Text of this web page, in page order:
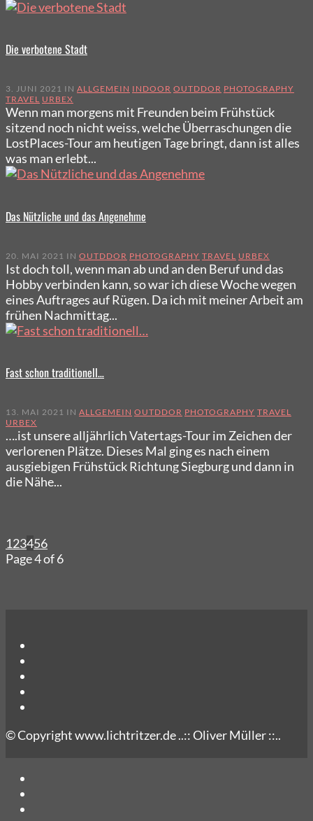
Die verbotene Stadt
3. JUNI 2021 IN ALLGEMEIN INDOOR OUTDDOR PHOTOGRAPHY
TRAVEL URBEX
Wenn man morgens mit Freunden beim Frühstück
sitzend noch nicht weiss, welche Überraschungen die
LostPlaces-Tour am heutigen Tage bringt, dann ist alles
was man erlebt...
Das Nützliche und das Angenehme
20. MAI 2021 IN OUTDDOR PHOTOGRAPHY TRAVEL URBEX
Ist doch toll, wenn man ab und an den Beruf und das
Hobby verbinden kann, so war ich diese Woche wegen
eines Auftrages auf Rügen. Da ich mit meiner Arbeit am
frühen Nachmittag...
Fast schon traditionell…
13. MAI 2021 IN ALLGEMEIN OUTDDOR PHOTOGRAPHY TRAVEL
URBEX
….ist unsere alljährlich Vatertags-Tour im Zeichen der
verlorenen Plätze. Dieses Mal ging es nach einem
ausgiebigen Frühstück Richtung Siegburg und dann in
die Nähe...
123456
Page 4 of 6
© Copyright www.lichtritzer.de ..:: Oliver Müller ::..